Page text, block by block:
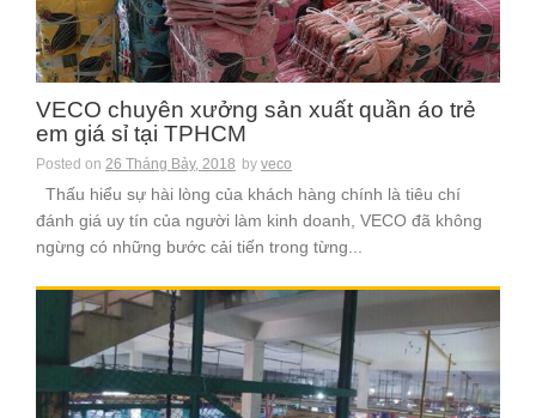
VECO chuyên xưởng sản xuất quần áo trẻ
em giá sỉ tại TPHCM
Posted on 26 Tháng Bảy, 2018 by veco
Thấu hiểu sự hài lòng của khách hàng chính là tiêu chí
đánh giá uy tín của người làm kinh doanh, VECO đã không
ngừng có những bước cải tiến trong từng...